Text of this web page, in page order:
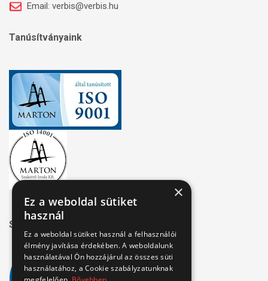
Email: verbis@verbis.hu
Tanúsítványaink
Széchenyi 2020
×
Ez a weboldal sütiket
használ
Ez a weboldal sütiket használ a felhasználói
élmény javítása érdekében. A weboldalunk
használatával Ön hozzájárul az összes süti
használatához, a Cookie szabályzatunknak